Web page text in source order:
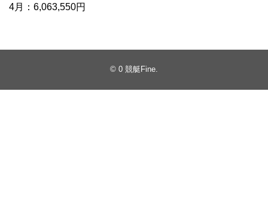
4月：6,063,550円
© 0 競艇Fine